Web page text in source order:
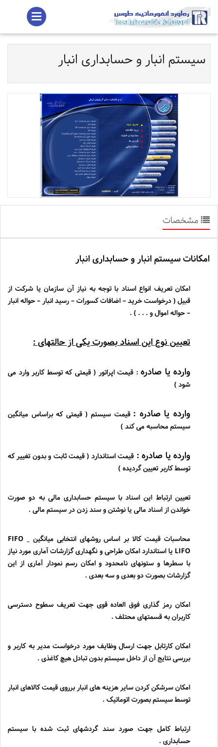
سیستم انبار و حسابداری انبار
مشخصات
امکانات سیستم انبار و حسابداری انبار
امکان تعریف انواع اسناد با توجه به نیاز آن سازمان یا شرکت از
قبیل ( درخواست خرید–اضافات کسورات–رسید انبار –حواله انبار
–حواله اموال و . . . ) .
تعیین نوع این اسناد بصورت یکی از حالتهای :
وارده یا صادره : قیمت اپراتور ( قیمتی که توسط کاربر وارد می
شود )
وارده یا صادره : قیمت سیستم ( قیمتی که براساس میانگین
سیستم محاسبه می کند )
وارده یا صادره : قیمت استاندارد ( قیمت ثابت و بدون تغییر که
توسط کاربر تعیین گردیده )
تعیین ارتباط این اسناد با سیستم حسابداری مالی به دو صورت
خواندن از اسناد مالی یا نوشتن و سند زدن در سیستم مالی .
محاسبات قیمت کالا بر اساس روشهای انتخابی میانگینFIFO _
LIFO یا استاندارد امکان طراحی و نگهداری گزارشات آماری مورد نیاز
با سطرها و ستونهای نامحدود و امکان رسم نمودار آماری از این
گزارشات بصورت دو بعدی و سه بعدی .
امکان رمز گذاری فوق العاده قوی جهت تعریف سطوح دسترسی
کاربران به قسمتهای محتلف .
امکان کارتابل جهت ارسال وظایف مورد درخواست مدیر به کاربر و
بررسی نتایج آن از داخل سیستم بدون تبادل هیچ کاغذی .
امکان سرشکن کردن سایر هزینه های انبار برروی قیمت کالاهای انبار
توسط سیستم بصورت اتوماتیک .
ارتباط کامل جهت صورد سند گردشهای ثبت شده با سیستم
حسابداری .